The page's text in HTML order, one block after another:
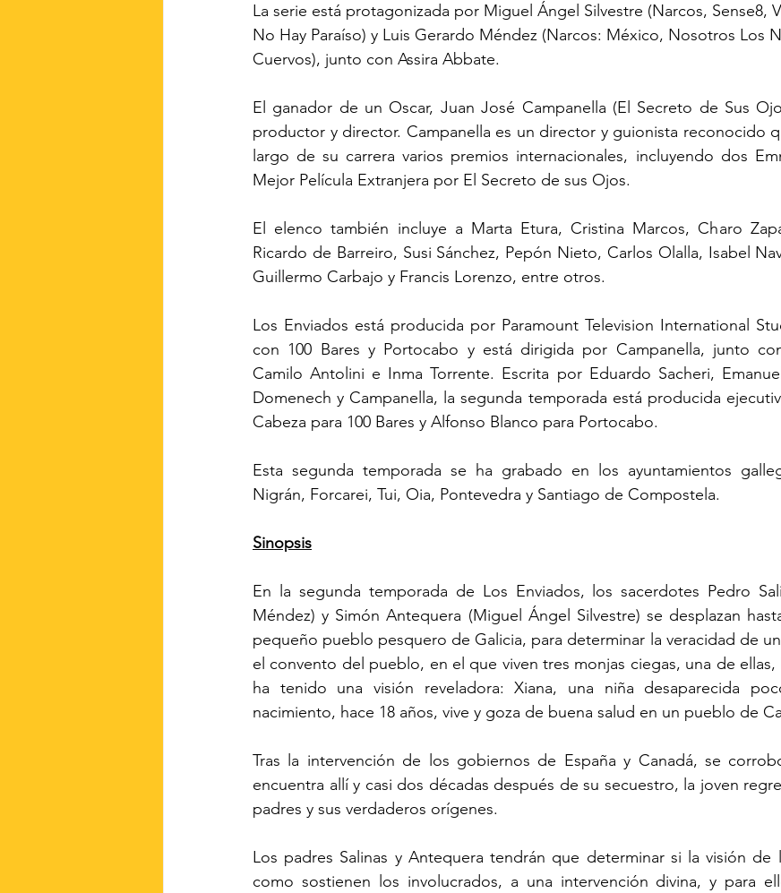
La serie está protagonizada por Miguel Ángel Silvestre (Narcos, Sense8,
No Hay Paraíso) y Luis Gerardo Méndez (Narcos: México, Nosotros Los
Cuervos), junto con Assira Abbate.
El ganador de un Oscar, Juan José Campanella (El Secreto de Sus
productor y director. Campanella es un director y guionista reconocido
largo de su carrera varios premios internacionales, incluyendo dos
Mejor Película Extranjera por El Secreto de sus Ojos.
El elenco también incluye a Marta Etura, Cristina Marcos, Charo
Ricardo de Barreiro, Susi Sánchez, Pepón Nieto, Carlos Olalla, Isabel
Guillermo Carbajo y Francis Lorenzo, entre otros.
Los Enviados está producida por Paramount Television International
con 100 Bares y Portocabo y está dirigida por Campanella, junto
Camilo Antolini e Inma Torrente. Escrita por Eduardo Sacheri,
Domenech y Campanella, la segunda temporada está producida
Cabeza para 100 Bares y Alfonso Blanco para Portocabo.
Esta segunda temporada se ha grabado en los ayuntamientos
Nigrán, Forcarei, Tui, Oia, Pontevedra y Santiago de Compostela.
Sinopsis
En la segunda temporada de Los Enviados, los sacerdotes Pedro
Méndez) y Simón Antequera (Miguel Ángel Silvestre) se desplazan
pequeño pueblo pesquero de Galicia, para determinar la veracidad de
el convento del pueblo, en el que viven tres monjas ciegas, una de ellas,
ha tenido una visión reveladora: Xiana, una niña desaparecida
nacimiento, hace 18 años, vive y goza de buena salud en un pueblo de
Tras la intervención de los gobiernos de España y Canadá, se
encuentra allí y casi dos décadas después de su secuestro, la joven
padres y sus verdaderos orígenes.
Los padres Salinas y Antequera tendrán que determinar si la visión de
como sostienen los involucrados, a una intervención divina, y para